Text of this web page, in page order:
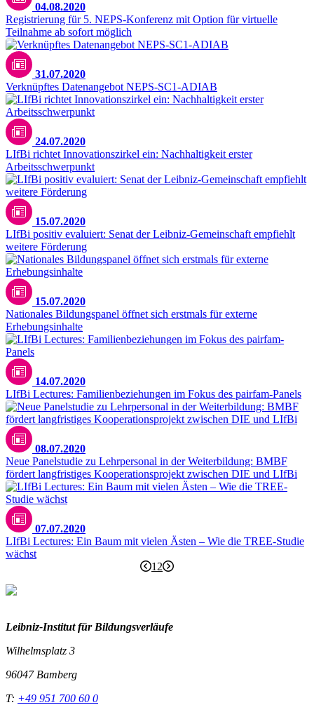
04.08.2020
Registrierung für 5. NEPS-Konferenz mit Option für virtuelle
Teilnahme ab sofort möglich
31.07.2020
Verknüpftes Datenangebot NEPS-SC1-ADIAB
24.07.2020
LIfBi richtet Innovationszirkel ein: Nachhaltigkeit erster
Arbeitsschwerpunkt
15.07.2020
LIfBi positiv evaluiert: Senat der Leibniz-Gemeinschaft empfiehlt
weitere Förderung
15.07.2020
Nationales Bildungspanel öffnet sich erstmals für externe
Erhebungsinhalte
14.07.2020
LIfBi Lectures: Familienbeziehungen im Fokus des pairfam-Panels
08.07.2020
Neue Panelstudie zu Lehrpersonal in der Weiterbildung: BMBF
fördert langfristiges Kooperationsprojekt zwischen DIE und LIfBi
07.07.2020
LIfBi Lectures: Ein Baum mit vielen Ästen – Wie die TREE-Studie
wächst
12
Leibniz-Institut für Bildungsverläufe
Wilhelmsplatz 3
96047 Bamberg
T: +49 951 700 60 0